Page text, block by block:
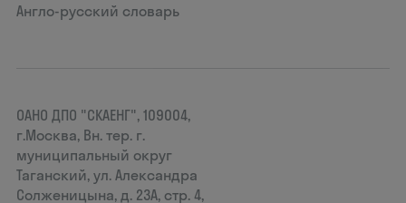
Англо-русский словарь
ОАНО ДПО "СКАЕНГ", 109004,
г.Москва, Вн. тер. г.
муниципальный округ
Таганский, ул. Александра
Солженицына, д. 23А, стр. 4,